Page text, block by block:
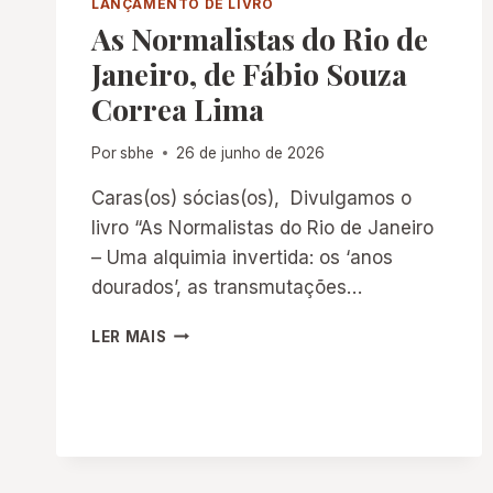
LANÇAMENTO DE LIVRO
As Normalistas do Rio de
Janeiro, de Fábio Souza
Correa Lima
Porsbhe 26 de junho de 2026
Caras(os) sócias(os), Divulgamos o
livro “As Normalistas do Rio de Janeiro
– Uma alquimia invertida: os ‘anos
dourados’, as transmutações…
LER MAIS AS